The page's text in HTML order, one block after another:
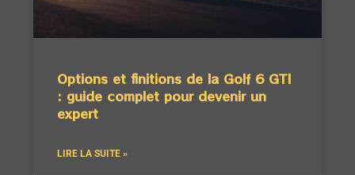
Options et finitions de la Golf 6 GTI
: guide complet pour devenir un
expert
LIRE LA SUITE »